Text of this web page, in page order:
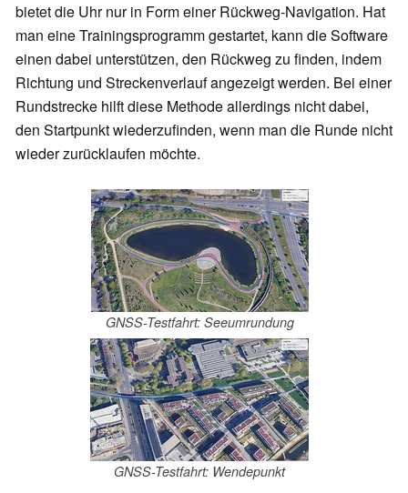
bietet die Uhr nur in Form einer Rückweg-Navigation. Hat
man eine Trainingsprogramm gestartet, kann die Software
einen dabei unterstützen, den Rückweg zu finden, indem
Richtung und Streckenverlauf angezeigt werden. Bei einer
Rundstrecke hilft diese Methode allerdings nicht dabei,
den Startpunkt wiederzufinden, wenn man die Runde nicht
wieder zurücklaufen möchte.
GNSS-Testfahrt: Seeumrundung
GNSS-Testfahrt: Wendepunkt